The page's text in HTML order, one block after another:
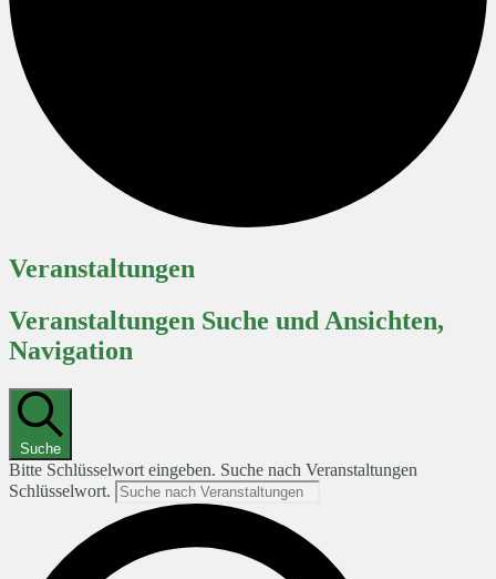
Veranstaltungen
Veranstaltungen Suche und Ansichten,
Navigation
Suche
Bitte Schlüsselwort eingeben. Suche nach Veranstaltungen
Schlüsselwort.